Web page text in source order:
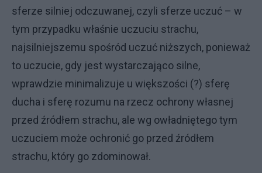
sferze silniej odczuwanej, czyli sferze uczuć – w
tym przypadku właśnie uczuciu strachu,
najsilniejszemu spośród uczuć niższych, ponieważ
to uczucie, gdy jest wystarczająco silne,
wprawdzie minimalizuje u większości (?) sferę
ducha i sferę rozumu na rzecz ochrony własnej
przed źródłem strachu, ale wg owładniętego tym
uczuciem może ochronić go przed źródłem
strachu, który go zdominował.